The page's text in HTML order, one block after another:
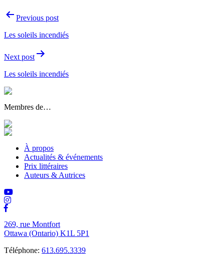
Navigation
l'article
Previous post
Les soleils incendiés
Next post
Les soleils incendiés
Membres de…
À propos
Actualités & événements
Prix littéraires
Auteurs & Autrices
269, rue Montfort
Ottawa (Ontario) K1L 5P1
Téléphone: 613.695.3339